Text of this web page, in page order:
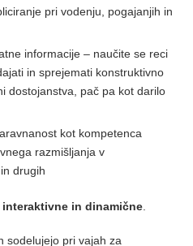
pri vodenju, pogajanjih in
informacije – naučite se reci
in sprejemati konstruktivno
dostojanstva, pač pa kot darilo
kot kompetenca
razmišljanja v
drugih
in dinamične
sodelujejo pri vajah za